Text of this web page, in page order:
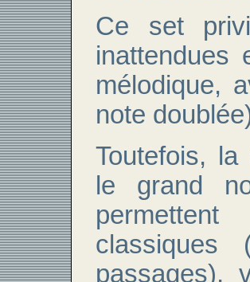
Ce set
inattendues
mélodique,
note
Toutefois,
le grand
classiques
passages),